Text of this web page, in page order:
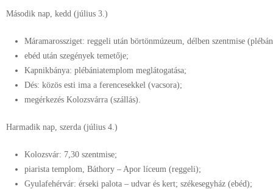
Második nap, kedd (július 3.)
Máramarossziget: reggeli után börtönmúzeum, délben szentmise
ebéd után szegények temetője;
Kapnikbánya: plébániatemplom meglátogatása;
Dés: közös esti ima a ferencesekkel (vacsora);
megérkezés Kolozsvárra (szállás).
Harmadik nap, szerda (július 4.)
Kolozsvár: 7,30 szentmise;
piarista templom, Báthory – Apor líceum (reggeli);
Gyulafehérvár: érseki palota – udvar és kert; székesegyház (ebéd);